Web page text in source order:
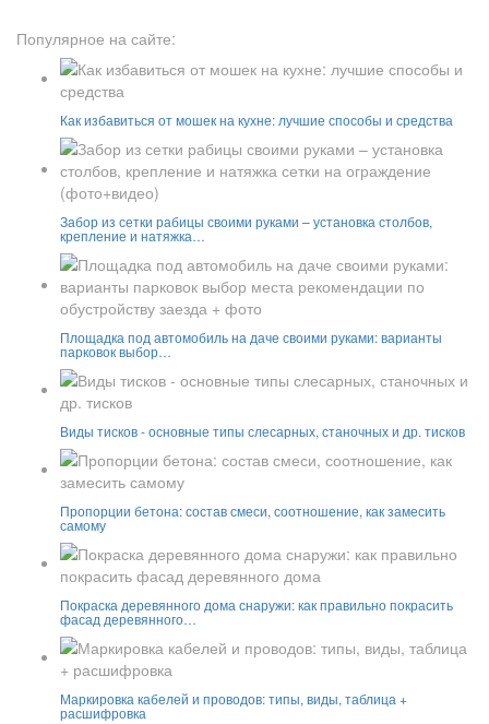
Популярное на сайте:
Как избавиться от мошек на кухне: лучшие способы и средства
Забор из сетки рабицы своими руками – установка столбов,
крепление и натяжка…
Площадка под автомобиль на даче своими руками: варианты
парковок выбор…
Виды тисков - основные типы слесарных, станочных и др. тисков
Пропорции бетона: состав смеси, соотношение, как замесить
самому
Покраска деревянного дома снаружи: как правильно покрасить
фасад деревянного…
Маркировка кабелей и проводов: типы, виды, таблица +
расшифровка